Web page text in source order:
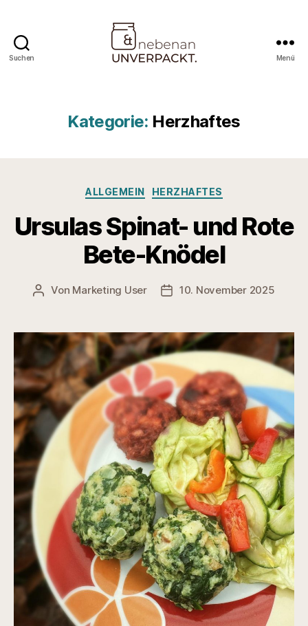
Suchen Menü
Kategorie: Herzhaftes
Kategorien
ALLGEMEIN HERZHAFTES
Ursulas Spinat- und Rote
Bete-Knödel
Beitragsautor
Von Marketing User Veröffentlichungsdatum
10. November 2025